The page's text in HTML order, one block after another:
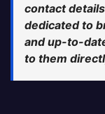
contact
dedicated to
and up-to-
to them